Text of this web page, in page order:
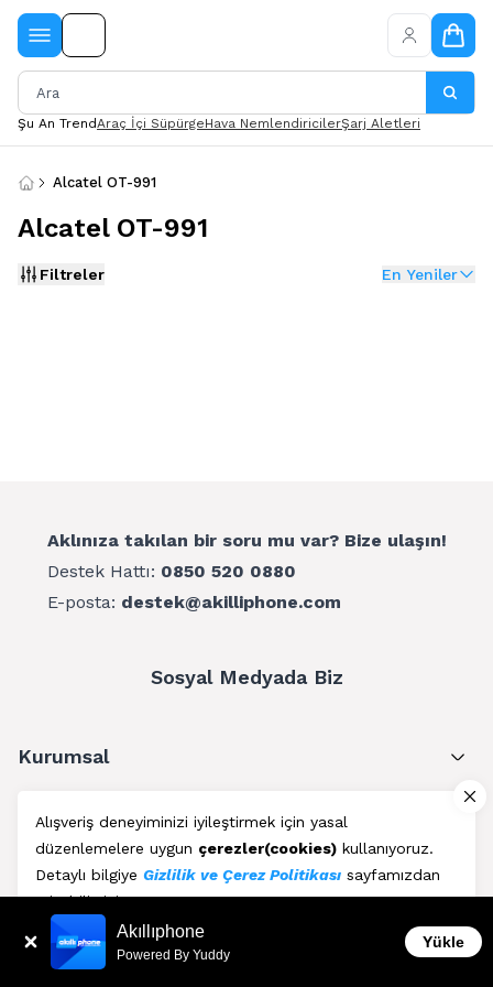
Alışveriş deneyiminizi iyileştirmek için yasal
düzenlemelere uygun çerezler(cookies) kullanıyoruz.
Detaylı bilgiye Gizlilik ve Çerez Politikası sayfamızdan
erişebilirsiniz.
Kabul Et
Şu An TrendAraç İçi SüpürgeHava NemlendiricilerŞarj Aletleri
Alcatel OT-991
Alcatel OT-991
Filtreler En Yeniler
Aklınıza takılan bir soru mu var? Bize ulaşın!
Destek Hattı: 0850 520 0880
E-posta: destek@akilliphone.com
Sosyal Medyada Biz
Kurumsal
Müşteri Hizmetleri
Üyelik
Blog Akıllıphone
Powered By Yuddy
Yükle